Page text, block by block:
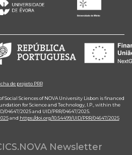
de projeto PRR
Social Sciences of NOVA University Lisbon is financed
for Science and Technology, I.P., within the
04647/2025 and UID/PRR/04647/2025.
and https://doi.org/10.54499/UID/PRR/04647/2025
Newsletter